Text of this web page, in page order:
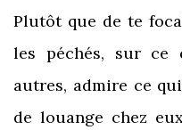
Plutôt que de te
les péchés, sur ce
autres, admire ce
de louange chez